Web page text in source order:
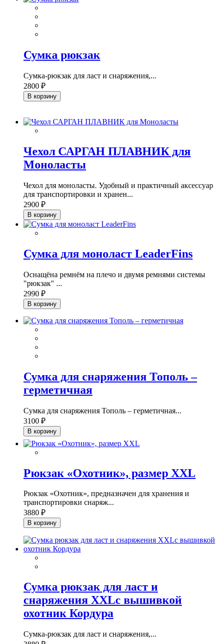
Сумка рюкзак
Сумка-рюкзак для ласт и снаряжения,...
2800 ₽
В корзину
Чехол САРГАН ПЛАВНИК для
Моноласты
Чехол для моноласты. Удобный и практичный аксессуар
для транспортировки и хранен...
2900 ₽
В корзину
Сумка для моноласт LeaderFins
Оснащёна ремнём на плечо и двумя ремнями системы
"рюкзак" ...
2990 ₽
В корзину
Сумка для снаряжения Тополь –
герметичная
Сумка для снаряжения Тополь – герметичная...
3100 ₽
В корзину
Рюкзак «Охотник», размер XXL
Рюкзак «Охотник», предназначен для хранения и
транспортировки снаряж...
3880 ₽
В корзину
Сумка рюкзак для ласт и
снаряжения ХXLс вышивкой
охотник Кордура
Сумка-рюкзак для ласт и снаряжения,...